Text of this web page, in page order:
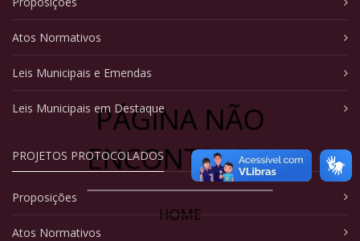
PÁGINA NÃO
ENCONTRADA
HOME
Atos Normativos
Leis Municipais e Emendas
Leis Municipais em Destaque
PROJETOS PROTOCOLADOS
Proposições
Atos Normativos